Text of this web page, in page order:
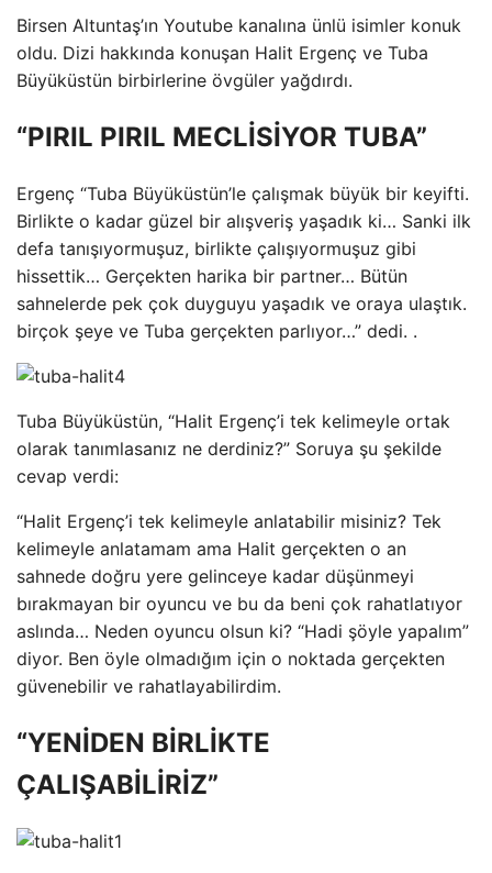
Birsen Altuntaş’ın Youtube kanalına ünlü isimler konuk
oldu. Dizi hakkında konuşan Halit Ergenç ve Tuba
Büyüküstün birbirlerine övgüler yağdırdı.
“PIRIL PIRIL MECLİSİYOR TUBA”
Ergenç “Tuba Büyüküstün’le çalışmak büyük bir keyifti.
Birlikte o kadar güzel bir alışveriş yaşadık ki… Sanki ilk
defa tanışıyormuşuz, birlikte çalışıyormuşuz gibi
hissettik… Gerçekten harika bir partner… Bütün
sahnelerde pek çok duyguyu yaşadık ve oraya ulaştık.
birçok şeye ve Tuba gerçekten parlıyor…” dedi. .
Tuba Büyüküstün, “Halit Ergenç’i tek kelimeyle ortak
olarak tanımlasanız ne derdiniz?” Soruya şu şekilde
cevap verdi:
“Halit Ergenç’i tek kelimeyle anlatabilir misiniz? Tek
kelimeyle anlatamam ama Halit gerçekten o an
sahnede doğru yere gelinceye kadar düşünmeyi
bırakmayan bir oyuncu ve bu da beni çok rahatlatıyor
aslında… Neden oyuncu olsun ki? “Hadi şöyle yapalım”
diyor. Ben öyle olmadığım için o noktada gerçekten
güvenebilir ve rahatlayabilirdim.
“YENİDEN BİRLİKTE
ÇALIŞABİLİRİZ”